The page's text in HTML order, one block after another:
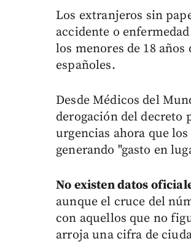
Los extranjeros sin
accidente o
los menores de 18
españoles.
Desde Médicos del
derogación del decreto
urgencias ahora que
generando "gasto en
No existen datos
aunque el cruce del
con aquellos que no
arroja una cifra de